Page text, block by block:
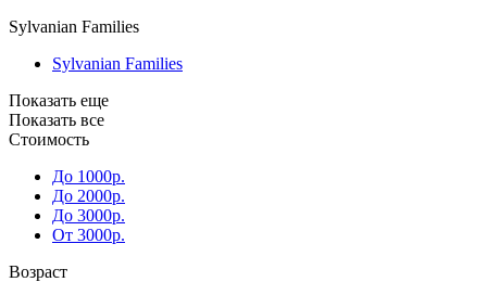
Sylvanian Families
Sylvanian Families
Показать еще
Показать все
Стоимость
До 1000р.
До 2000р.
До 3000р.
От 3000р.
Возраст